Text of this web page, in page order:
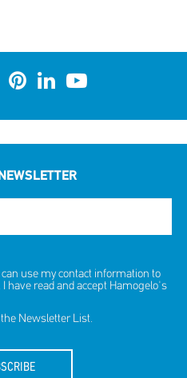
use my contact information to
have read and accept Hamogelo's
Newsletter List.